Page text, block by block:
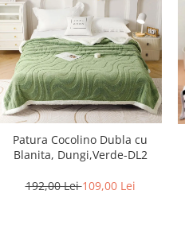
Patura Cocolino Dubla cu
Blanita, Dungi,Verde-DL2
192,00 Lei109,00 Lei